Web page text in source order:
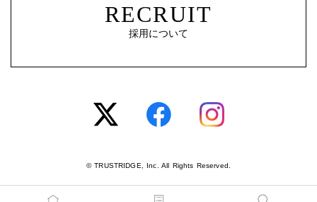
RECRUIT
採用について
© TRUSTRIDGE, Inc. All Rights Reserved.